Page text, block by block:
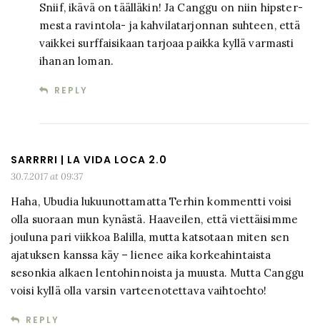
Sniif, ikävä on täälläkin! Ja Canggu on niin hipster-
mesta ravintola- ja kahvilatarjonnan suhteen, että
vaikkei surffaisikaan tarjoaa paikka kyllä varmasti
ihanan loman.
REPLY
SARRRRI | LA VIDA LOCA 2.0
30.7.2017 at 09:37
Haha, Ubudia lukuunottamatta Terhin kommentti voisi
olla suoraan mun kynästä. Haaveilen, että viettäisimme
jouluna pari viikkoa Balilla, mutta katsotaan miten sen
ajatuksen kanssa käy – lienee aika korkeahintaista
sesonkia alkaen lentohinnoista ja muusta. Mutta Canggu
voisi kyllä olla varsin varteenotettava vaihtoehto!
REPLY